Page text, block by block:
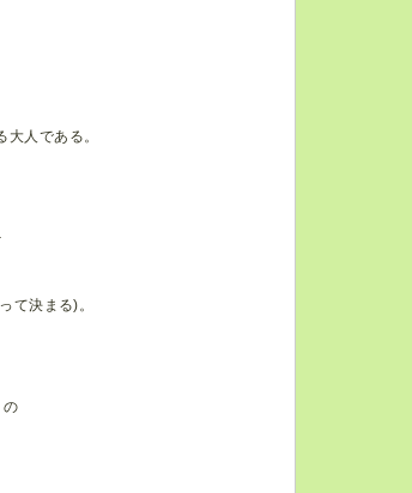
人である。
て決まる)。
の